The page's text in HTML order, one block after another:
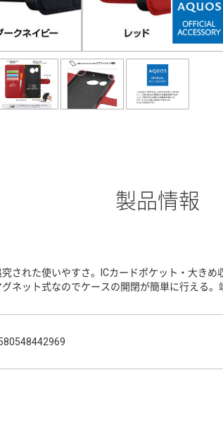
製品情報
究された使いやすさ。ICカードポケット・大きめ
グネット式なのでケースの開閉が簡単に行える